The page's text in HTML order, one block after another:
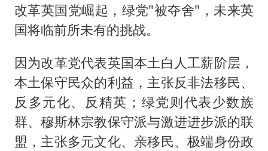
改革英国党崛起，绿党"被夺舍"，未来英
国将临前所未有的挑战。
因为改革党代表英国本土白人工薪阶层，
本土保守民众的利益，主张反非法移民、
反多元化、反精英；绿党则代表少数族
群、穆斯林宗教保守派与激进进步派的联
盟，主张多元文化、亲移民、极端身份政